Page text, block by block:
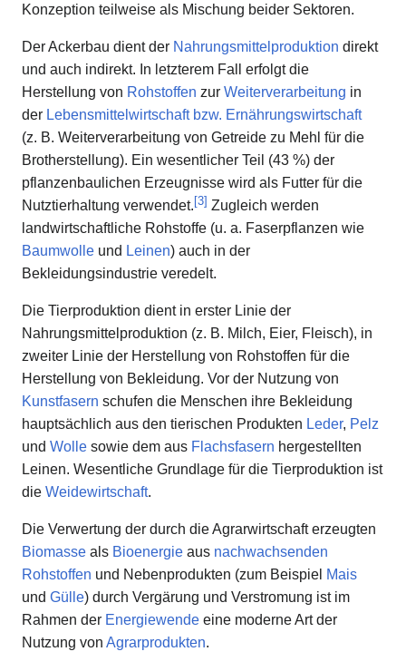
Konzeption teilweise als Mischung beider Sektoren.
Der Ackerbau dient der Nahrungsmittelproduktion direkt
und auch indirekt. In letzterem Fall erfolgt die
Herstellung von Rohstoffen zur Weiterverarbeitung in
der Lebensmittelwirtschaft bzw. Ernährungswirtschaft
(z. B. Weiterverarbeitung von Getreide zu Mehl für die
Brotherstellung). Ein wesentlicher Teil (43 %) der
pflanzenbaulichen Erzeugnisse wird als Futter für die
Nutztierhaltung verwendet.[3] Zugleich werden
landwirtschaftliche Rohstoffe (u. a. Faserpflanzen wie
Baumwolle und Leinen) auch in der
Bekleidungsindustrie veredelt.
Die Tierproduktion dient in erster Linie der
Nahrungsmittelproduktion (z. B. Milch, Eier, Fleisch), in
zweiter Linie der Herstellung von Rohstoffen für die
Herstellung von Bekleidung. Vor der Nutzung von
Kunstfasern schufen die Menschen ihre Bekleidung
hauptsächlich aus den tierischen Produkten Leder, Pelz
und Wolle sowie dem aus Flachsfasern hergestellten
Leinen. Wesentliche Grundlage für die Tierproduktion ist
die Weidewirtschaft.
Die Verwertung der durch die Agrarwirtschaft erzeugten
Biomasse als Bioenergie aus nachwachsenden
Rohstoffen und Nebenprodukten (zum Beispiel Mais
und Gülle) durch Vergärung und Verstromung ist im
Rahmen der Energiewende eine moderne Art der
Nutzung von Agrarprodukten.